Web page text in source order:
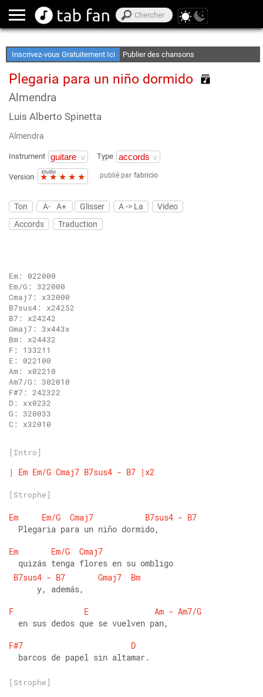
Inscrivez-vous Gratuitement Ici Publier des chansons
Plegaria para un niño dormido
Almendra
Luis Alberto Spinetta
Almendra
Instrument Type
Version
studio
★★ ★ ★ ★ publié par fabricio
Ton A- A+ Glisser A -> La
Video
Accords
Traduction
C: x32010
[Intro]
| Em Em/G Cmaj7 B7sus4 - B7 |x2
[Strophe]
Em Em/G Cmaj7 B7sus4 - B7
  Plegaria para un niño dormido,
Em
Em/G
Cmaj7
  quizás tenga flores en su ombligo
B7sus4 - B7 Gmaj7
Bm
      y, además,
F
E Am - Am7/G
  en sus dedos que se vuelven pan,
F#7
D
  barcos de papel sin altamar.
[Strophe]